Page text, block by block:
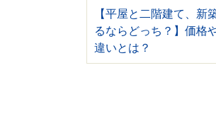
【平屋と二階建て、新
るならどっち？】価格
違いとは？